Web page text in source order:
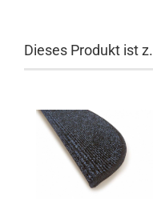
Dieses Produkt ist